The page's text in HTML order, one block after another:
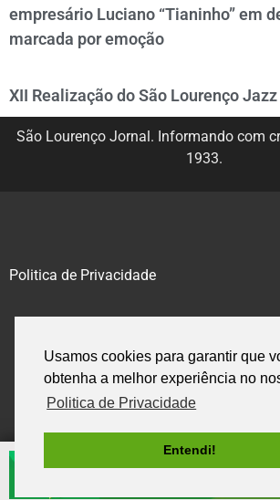
Usamos cookies para garantir que
obtenha a melhor experiência no
Politica de Privacidade
Entendi!
empresário Luciano “Tianinho” em
marcada por emoção
XII Realização do São Lourenço
São Lourenço Jornal. Informando com
1933.
Politica de Privacidade